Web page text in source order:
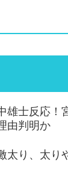
雄士反応！
由判明か
太り、太り